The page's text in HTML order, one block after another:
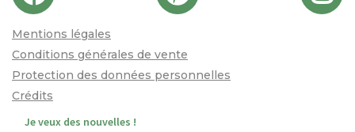
Mentions légales
Conditions générales de vente
Protection des données personnelles
Crédits
Je veux des nouvelles !